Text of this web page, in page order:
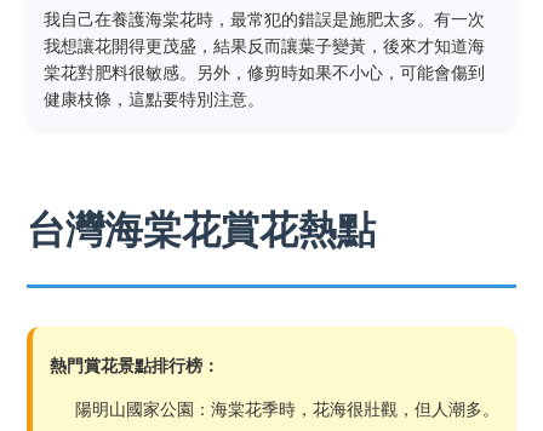
我自己在養護海棠花時，最常犯的錯誤是施肥太多。有一次
我想讓花開得更茂盛，結果反而讓葉子變黃，後來才知道海
棠花對肥料很敏感。另外，修剪時如果不小心，可能會傷到
健康枝條，這點要特別注意。
台灣海棠花賞花熱點
熱門賞花景點排行榜：
陽明山國家公園：海棠花季時，花海很壯觀，但人潮多。